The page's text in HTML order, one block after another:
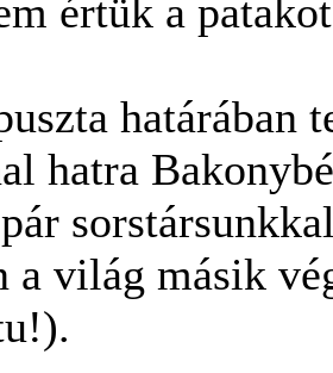
értük a
hatra
a világ másik